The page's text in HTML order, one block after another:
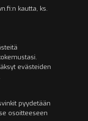
kautta, ks.
evästeiden
pyydetään
osoitteeseen